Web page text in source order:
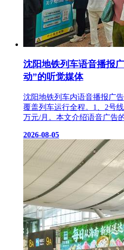
沈阳地铁列车语音播报
动”的听觉媒体
沈阳地铁列车内语音播报广
覆盖列车运行全程。1、2号
万元/月。本文介绍语音广告
2026-08-05